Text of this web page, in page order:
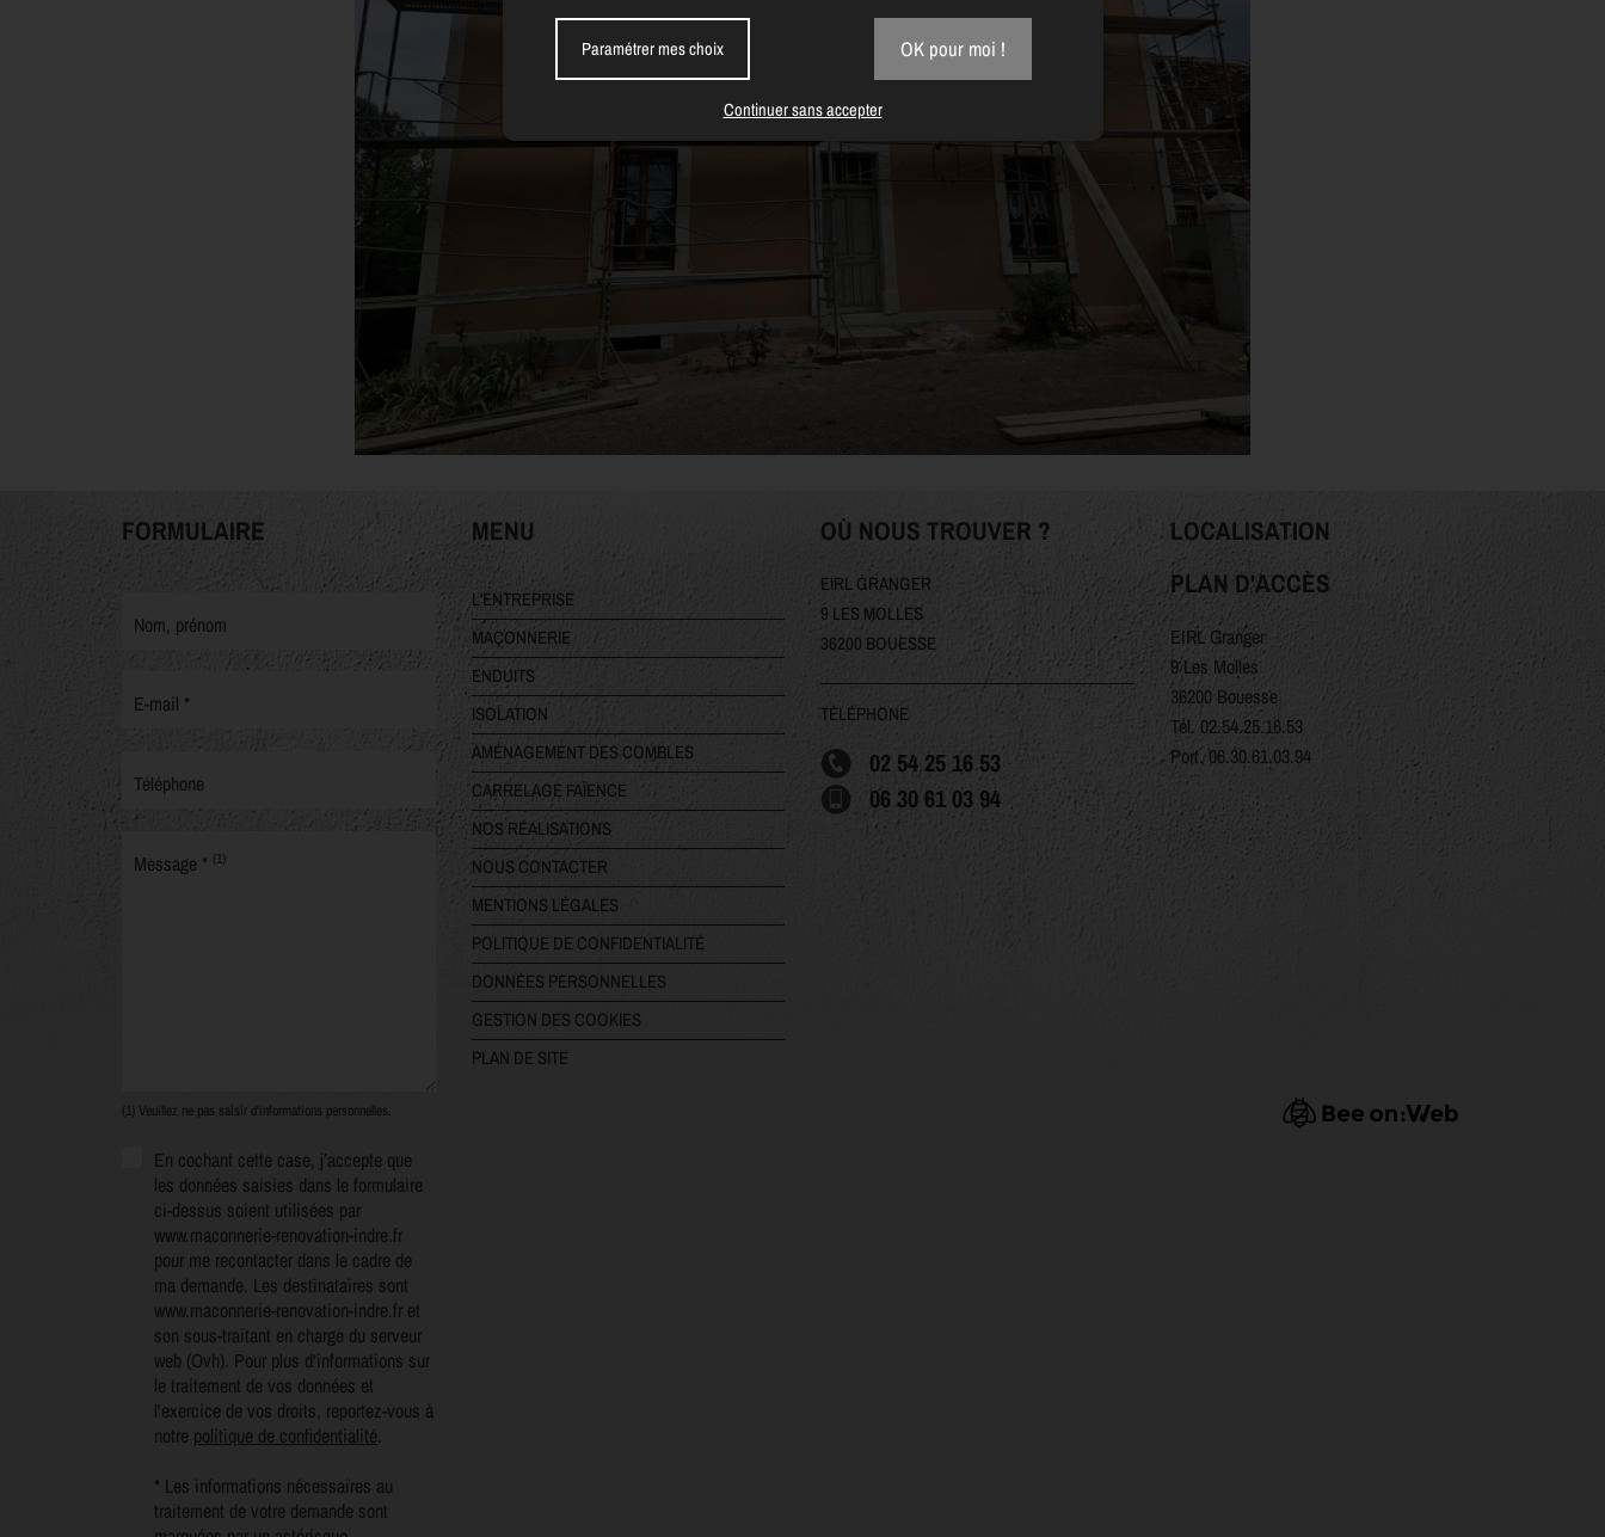
FORMULAIRE
Nom, prénom
E-mail *
Téléphone
Message * (1)
(1) Veuillez ne pas saisir d'informations personnelles.
En cochant cette case, j’accepte que
les données saisies dans le formulaire
ci-dessus soient utilisées par
www.maconnerie-renovation-indre.fr
pour me recontacter dans le cadre de
ma demande. Les destinataires sont
www.maconnerie-renovation-indre.fr et
son sous-traitant en charge du serveur
web (Ovh). Pour plus d'informations sur
le traitement de vos données et
l'exercice de vos droits, reportez-vous à
notre politique de confidentialité.
* Les informations nécessaires au
traitement de votre demande sont
MENU
L'ENTREPRISE
MAÇONNERIE
ENDUITS
ISOLATION
AMÉNAGEMENT DES COMBLES
CARRELAGE FAÏENCE
NOS RÉALISATIONS
NOUS CONTACTER
MENTIONS LÉGALES
POLITIQUE DE CONFIDENTIALITÉ
DONNÉES PERSONNELLES
GESTION DES COOKIES
PLAN DE SITE
OÙ NOUS TROUVER ?
EIRL GRANGER
9 LES MOLLES
36200 BOUESSE
TÉLÉPHONE
02 54 25 16 53
06 30 61 03 94
LOCALISATION
PLAN D'ACCÈS
EIRL Granger
9 Les Molles
36200 Bouesse
Tél. 02.54.25.16.53
Port.06.30.61.03.94
Paramétrer mes choix OK pour moi !
Continuer sans accepter